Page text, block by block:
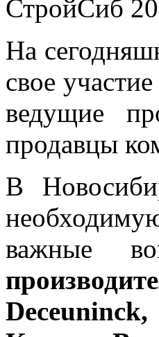
СтройСиб
На
свое
ведущие
продавцы
В
важные